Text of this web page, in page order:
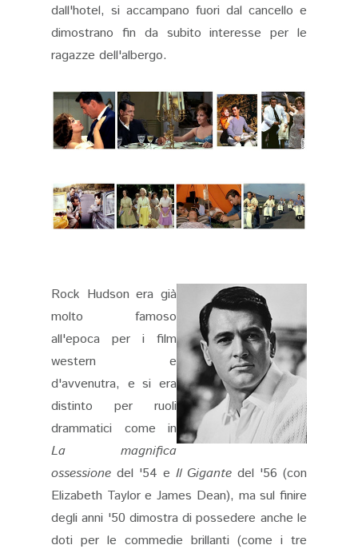
dall'hotel, si accampano fuori dal cancello e
dimostrano fin da subito interesse per le
ragazze dell'albergo.
Rock Hudson era già
molto famoso
all'epoca per i film
western e
d'avvenutra, e si era
distinto per ruoli
drammatici come in
La magnifica
ossessione del '54 e Il Gigante del '56 (con
Elizabeth Taylor e James Dean), ma sul finire
degli anni '50 dimostra di possedere anche le
doti per le commedie brillanti (come i tre